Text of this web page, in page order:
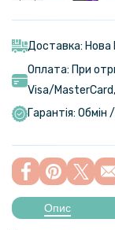
захистом при
Гідрогелева
Доставка:
Оплата: При
Visa/
Гарантія:
Опис